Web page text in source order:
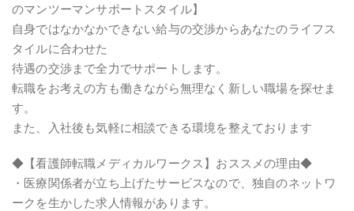
のマンツーマンサポートスタイル】
自身ではなかなかできない給与の交渉からあなたのライフス
タイルに合わせた
待遇の交渉まで全力でサポートします。
転職をお考えの方も働きながら無理なく新しい職場を探せま
す。
また、入社後も気軽に相談できる環境を整えております
◆【看護師転職メディカルワークス】おススメの理由◆
・医療関係者が立ち上げたサービスなので、独自のネットワ
ークを生かした求人情報があります。